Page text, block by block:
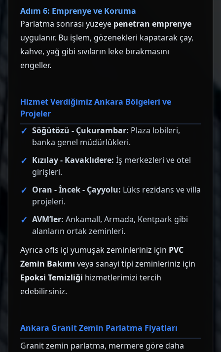
Adım 6: Emprenye ve Koruma
Parlatma sonrası yüzeye penetran emprenye
uygulanır. Bu işlem, gözenekleri kapatarak çay,
kahve, yağ gibi sıvıların leke bırakmasını
engeller.
Hizmet Verdiğimiz Ankara Bölgeleri ve
Projeler
Söğütözü - Çukurambar: Plaza lobileri,
banka genel müdürlükleri.
Kızılay - Kavaklıdere: İş merkezleri ve otel
girişleri.
Oran - İncek - Çayyolu: Lüks rezidans ve villa
projeleri.
AVM’ler: Ankamall, Armada, Kentpark gibi
alanların ortak zeminleri.
Ayrıca ofis içi yumuşak zeminleriniz için PVC
Zemin Bakımı veya sanayi tipi zeminleriniz için
Epoksi Temizliği hizmetlerimizi tercih
edebilirsiniz.
Ankara Granit Zemin Parlatma Fiyatları
Granit zemin parlatma, mermere göre daha